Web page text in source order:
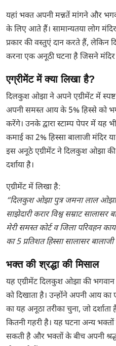
यहां भक्त अपनी मन्नतें मांगने और
के लिए आते हैं। सामान्यतया लोग
प्रकार की वस्तुएं दान करते हैं,
करना एक अनूठी घटना है जिसने
एग्रीमेंट में क्या लिखा है?
दिलकुश ओझा ने अपने एग्रीमेंट में
अपनी समस्त आय के 5% हिस्से को
करेंगे। उनके द्वारा स्टाम्प पेपर में यह
कमाई का 2% हिस्सा बालाजी मंदिर
इस अनूठे एग्रीमेंट ने दिलकुश ओझा की
दर्शाया है।
एग्रीमेंट में लिखा है:
“दिलकुश ओझा पुत्र जमना लाल
साझेदारी करार विश्व सम्राट
मेरी समस्त कोर्ट व जिला परिवहन
का 5 प्रतिशत हिस्सा सालासर
भक्त की श्रद्धा की मिसाल
यह एग्रीमेंट दिलकुश ओझा की भगवान
को दिखाता है। उन्होंने अपनी आय का
का यह अनूठा तरीका चुना, जो
कितनी गहरी है। यह घटना अन्य
सकती है और भक्तों के बीच अपनी